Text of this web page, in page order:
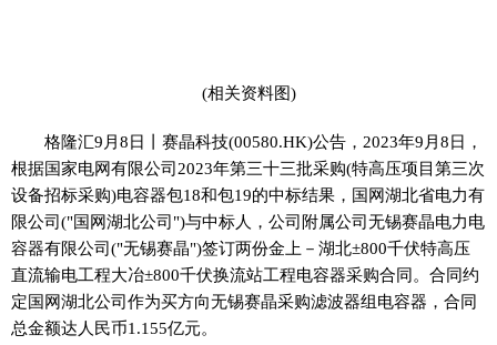
(相关资料图)
格隆汇9月8日丨赛晶科技(00580.HK)公告，2023年9月8日，
根据国家电网有限公司2023年第三十三批采购(特高压项目第三次
设备招标采购)电容器包18和包19的中标结果，国网湖北省电力有
限公司("国网湖北公司")与中标人，公司附属公司无锡赛晶电力电
容器有限公司("无锡赛晶")签订两份金上－湖北±800千伏特高压
直流输电工程大冶±800千伏换流站工程电容器采购合同。合同约
定国网湖北公司作为买方向无锡赛晶采购滤波器组电容器，合同
总金额达人民币1.155亿元。